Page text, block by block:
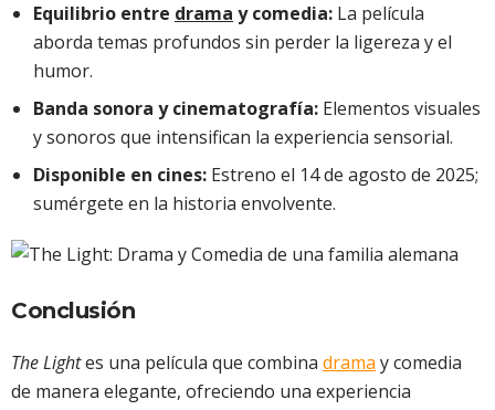
Equilibrio entre drama y comedia: La película
aborda temas profundos sin perder la ligereza y el
humor.
Banda sonora y cinematografía: Elementos visuales
y sonoros que intensifican la experiencia sensorial.
Disponible en cines: Estreno el 14 de agosto de 2025;
sumérgete en la historia envolvente.
Conclusión
The Lightes una película que combina drama y comedia
de manera elegante, ofreciendo una experiencia